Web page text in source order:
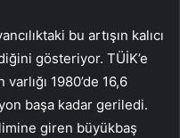
bu artışın kalıcı
gösteriyor. TÜİK’e
1980’de 16,6
başa kadar geriledi.
giren büyükbaş